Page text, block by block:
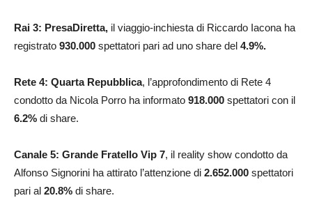
Rai 3: PresaDiretta, il viaggio-inchiesta di Riccardo Iacona ha
registrato 930.000 spettatori pari ad uno share del 4.9%.
Rete 4: Quarta Repubblica, l’approfondimento di Rete 4
condotto da Nicola Porro ha informato 918.000 spettatori con il
6.2% di share.
Canale 5: Grande Fratello Vip 7, il reality show condotto da
Alfonso Signorini ha attirato l’attenzione di 2.652.000 spettatori
pari al 20.8% di share.